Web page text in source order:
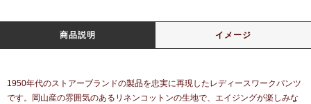
商品説明 イメージ
1950年代のストアーブランドの製品を忠実に再現したレディースワークパンツ
です。岡山産の雰囲気のあるリネンコットンの生地で、エイジングが楽しみな